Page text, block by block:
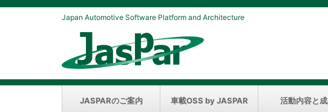
Japan Automotive Software Platform and Architecture
JASPARのご案内 車載OSS by JASPAR 活動内容と